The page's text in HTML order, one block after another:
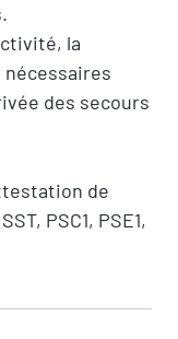
la
des secours
de
PSC1, PSE1,